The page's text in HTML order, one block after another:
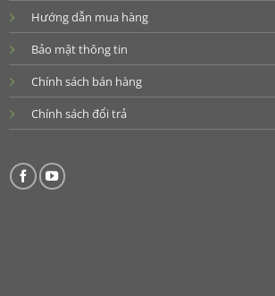
Hướng dẫn mua hàng
Bảo mật thông tin
Chính sách bán hàng
Chính sách đổi trả